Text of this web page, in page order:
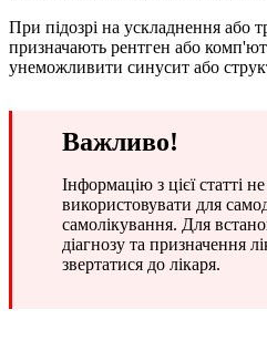
При підозрі на ускладнення або
призначають рентген або
унеможливити синусит або
Важливо!
Інформацію з цієї статті
використовувати для
самолікування. Для
діагнозу та призначення
звертатися до лікаря.